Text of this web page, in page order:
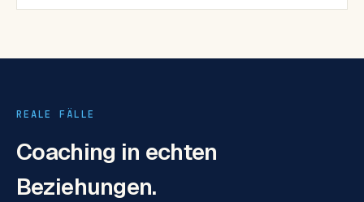
REALE FÄLLE
Coaching in echten
Beziehungen.